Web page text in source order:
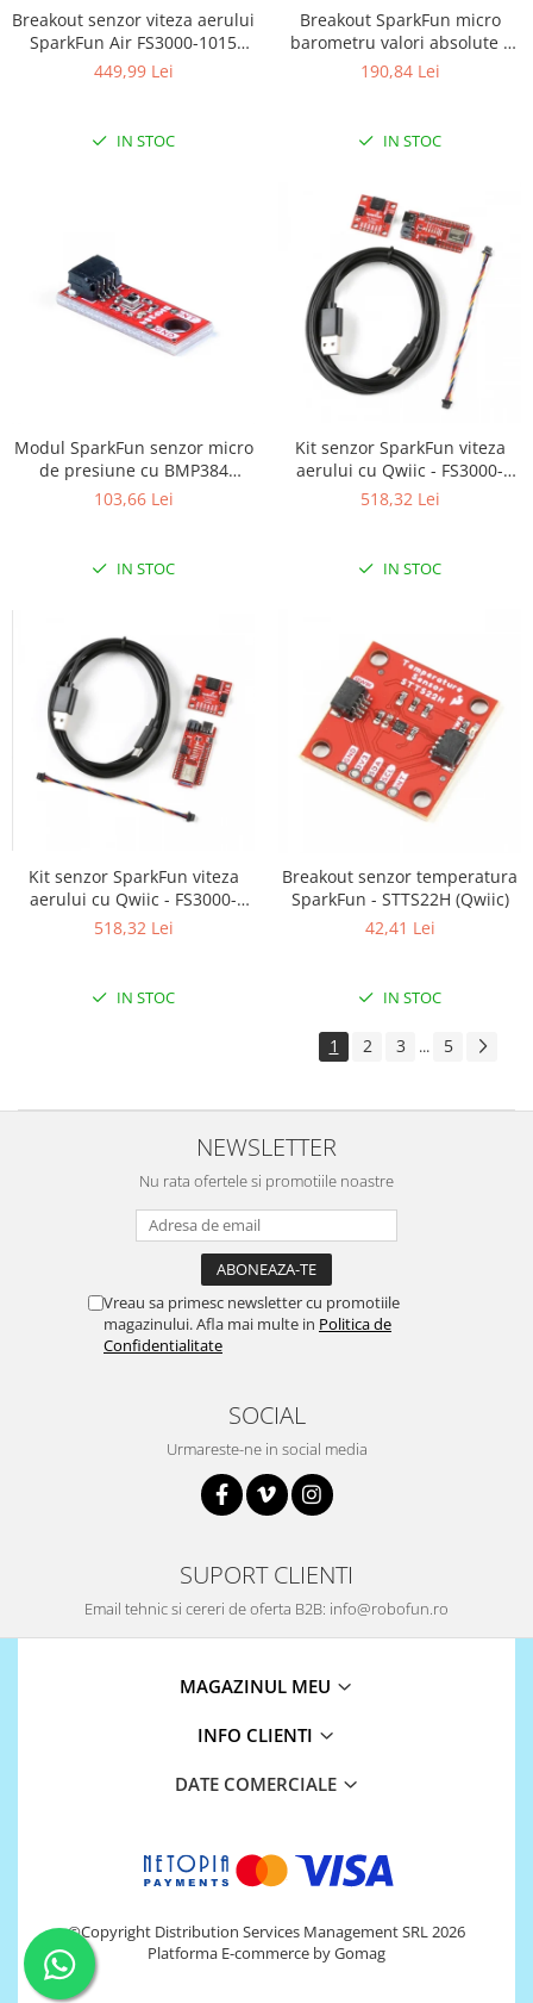
Breakout senzor viteza aerului
SparkFun Air FS3000-1015
(Qwiic)
449,99 Lei
IN STOC
Breakout SparkFun micro
barometru valori absolute -
LPS28DFW (Qwiic)
190,84 Lei
IN STOC
Modul SparkFun senzor micro
de presiune cu BMP384
(Qwiic)
103,66 Lei
IN STOC
Kit senzor SparkFun viteza
aerului cu Qwiic - FS3000-
1005
518,32 Lei
IN STOC
Kit senzor SparkFun viteza
aerului cu Qwiic - FS3000-
1015
518,32 Lei
IN STOC
Breakout senzor temperatura
SparkFun - STTS22H (Qwiic)
42,41 Lei
IN STOC
1 2 3 ... 5
NEWSLETTER
Nu rata ofertele si promotiile noastre
Vreau sa primesc newsletter cu promotiile
magazinului. Afla mai multe in Politica de
Confidentialitate
SOCIAL
Urmareste-ne in social media
SUPORT CLIENTI
Email tehnic si cereri de oferta B2B: info@robofun.ro
MAGAZINUL MEU
INFO CLIENTI
DATE COMERCIALE
©Copyright Distribution Services Management SRL 2026
Platforma E-commerce by Gomag